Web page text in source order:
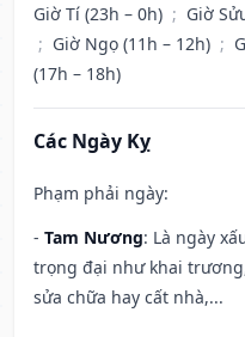
Giờ Tí (23h – 0h) ; Giờ
; Giờ Ngọ (11h – 12h) ;
(17h – 18h)
Các Ngày Kỵ
Phạm phải ngày:
- Tam Nương: Là ngày
trọng đại như khai
sửa chữa hay cất nhà,...